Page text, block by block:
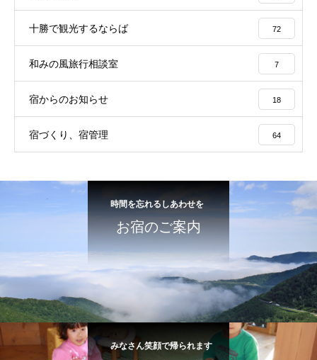
十勝で観光するならば 72
和みの風旅行相談室 7
宿からのお知らせ 18
宿づくり、宿管理 64
時間を忘れるしあわせを
お宿のご案内
みなさん笑顔で帰られます